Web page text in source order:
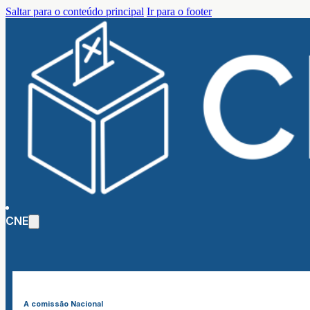
Saltar para o conteúdo principal Ir para o footer
CNE
A comissão Nacional